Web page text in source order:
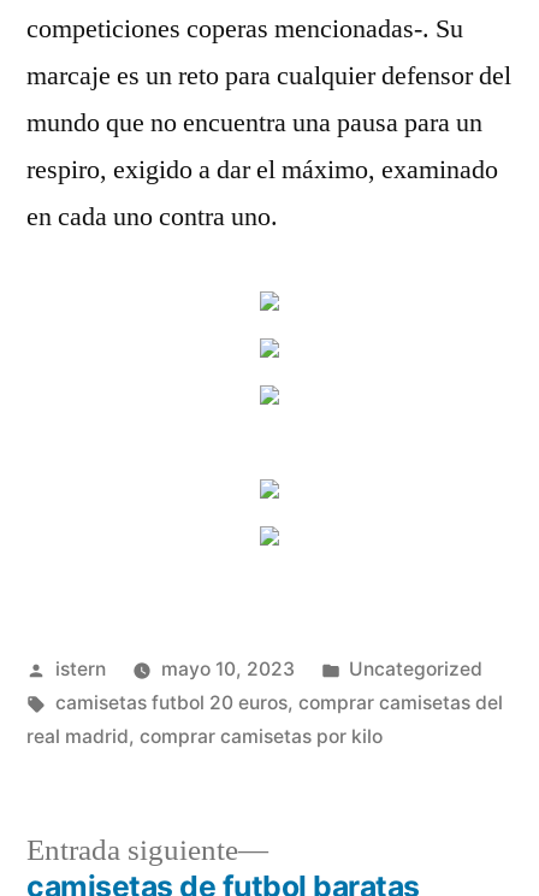
competiciones coperas mencionadas-. Su
marcaje es un reto para cualquier defensor del
mundo que no encuentra una pausa para un
respiro, exigido a dar el máximo, examinado
en cada uno contra uno.
Publicado
por
istern mayo 10, 2023
Publicado
en
Uncategorized
Etiquetas:
camisetas futbol 20 euros, comprar camisetas del
real madrid, comprar camisetas por kilo
Entrada siguiente
Entrada
siguiente:
camisetas de futbol baratas